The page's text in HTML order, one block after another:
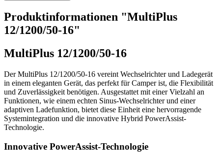
Produktinformationen "MultiPlus
12/1200/50-16"
MultiPlus 12/1200/50-16
Der MultiPlus 12/1200/50-16 vereint Wechselrichter und Ladegerät
in einem eleganten Gerät, das perfekt für Camper ist, die Flexibilität
und Zuverlässigkeit benötigen. Ausgestattet mit einer Vielzahl an
Funktionen, wie einem echten Sinus-Wechselrichter und einer
adaptiven Ladefunktion, bietet diese Einheit eine hervorragende
Systemintegration und die innovative Hybrid PowerAssist-
Technologie.
Innovative PowerAssist-Technologie